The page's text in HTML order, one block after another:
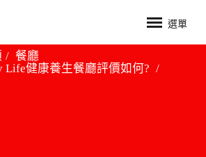
選單
餐廳
Life健康養生餐廳評價如何?